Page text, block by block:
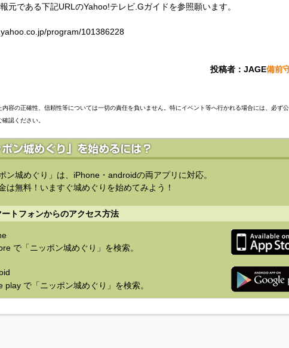
元である下記URLのYahoo!テレビ.Gガイドを参照願います。
program/101386228
投稿者：JAGE備前
容の正確性、信頼性等については一切の責任を負いません。特にイベント等へ行かれる場合には、必ず
認ください。
ン城めぐり」は、iPhone・androidの両アプリに対応。
は無料！いますぐ城めぐりを始めてみよう！
ートフォンからのアクセス方法
で「ニッポン城めぐり」を検索。
play で「ニッポン城めぐり」を検索。